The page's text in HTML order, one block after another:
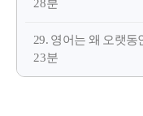
29. 영어는 왜 오랫동
23분